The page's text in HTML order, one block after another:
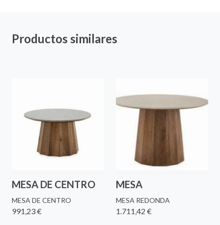
Productos similares
MESA DE CENTRO
MESA DE CENTRO
991,23 €
MESA
MESA REDONDA
1.711,42 €